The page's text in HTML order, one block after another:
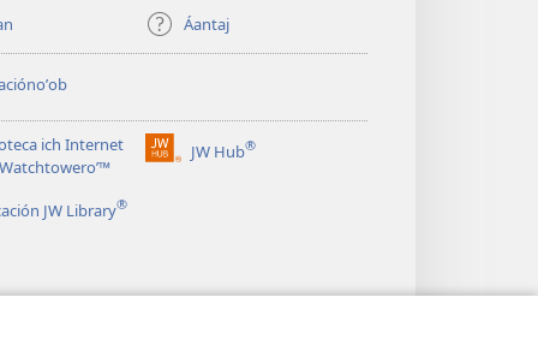
Áantaj
ich Internet
JW Hub®
(opens
JW Library®